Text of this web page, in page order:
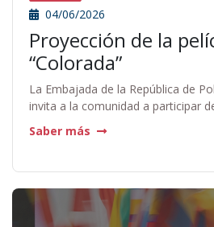
04/06/2026
Proyección de la
“Colorada”
La Embajada de la República de
invita a la comunidad a participar
Saber más